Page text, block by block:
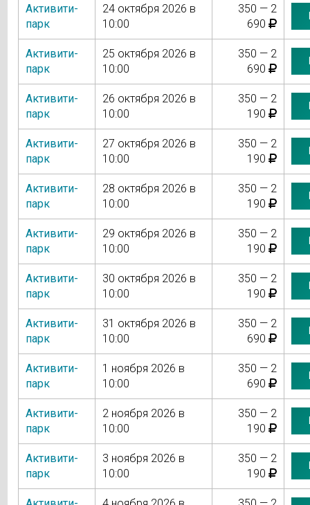
Активити-
парк
24 октября 2026 в
10:00
350 — 2
690
Активити-
парк
25 октября 2026 в
10:00
350 — 2
690
Активити-
парк
26 октября 2026 в
10:00
350 — 2
190
Активити-
парк
27 октября 2026 в
10:00
350 — 2
190
Активити-
парк
28 октября 2026 в
10:00
350 — 2
190
Активити-
парк
29 октября 2026 в
10:00
350 — 2
190
Активити-
парк
30 октября 2026 в
10:00
350 — 2
190
Активити-
парк
31 октября 2026 в
10:00
350 — 2
690
Активити-
парк
1 ноября 2026 в
10:00
350 — 2
690
Активити-
парк
2 ноября 2026 в
10:00
350 — 2
190
Активити-
парк
3 ноября 2026 в
10:00
350 — 2
190